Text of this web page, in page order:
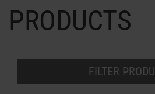
INLOGPAGINA
PRODUCTS
FILTER